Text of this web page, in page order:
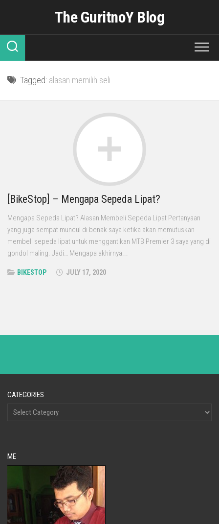
The GuritnoY Blog
Tagged: alasan memilih seli
[BikeStop] – Mengapa Sepeda Lipat?
Mengapa Sepeda Lipat? Alasan Membeli Sepeda Lipat Pertanyaan
yang juga sempat muncul di benak saya ketika akan memutuskan
membeli sepeda lipat untuk menggantikan MTB Premier 3 saya yang di
gondol maling. Jadi… Mengapa akhirnya...
BIKESTOP JULY 17, 2020
CATEGORIES
ME